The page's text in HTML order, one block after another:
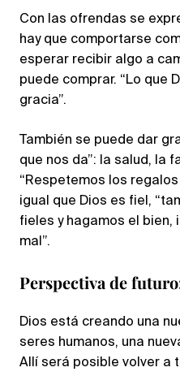
Con las ofrendas se
hay que comportarse
esperar recibir algo a
puede comprar. “Lo que
gracia”.
También se puede dar
que nos da”: la salud, la
“Respetemos los regalos
igual que Dios es fiel,
fieles y hagamos el bien,
mal”.
Perspectiva de
Dios está creando una
seres humanos, una
Allí será posible volver a